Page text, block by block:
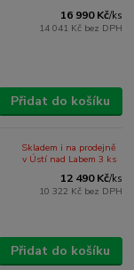
16 990 Kč/ks
14 041 Kč bez DPH
Přidat do košíku
12 490 Kč/ks
10 322 Kč bez DPH
Skladem i na prodejně
v Ústí nad Labem 3 ks
Přidat do košíku